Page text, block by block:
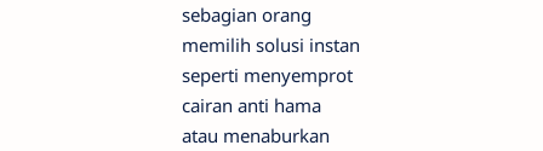
sebagian orang
memilih solusi instan
seperti menyemprot
cairan anti hama
atau menaburkan